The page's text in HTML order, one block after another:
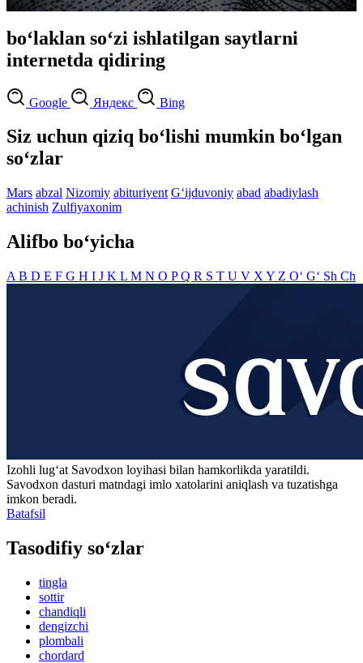
bo‘laklan so‘zi ishlatilgan saytlarni
internetda qidiring
Google Яндекс Bing
Siz uchun qiziq bo‘lishi mumkin bo‘lgan
so‘zlar
Mars abzal Nizomiy abituriyent G‘ijduvoniy abad abadiylash
achinish Zulfiyaxonim
Alifbo bo‘yicha
A B D E F G H I J K L M N O PQ R S T U V X Y Z O‘ G‘ Sh Ch
Izohli lugʻat Savodxon loyihasi bilan hamkorlikda yaratildi.
Savodxon dasturi matndagi imlo xatolarini aniqlash va tuzatishga
imkon beradi.
Batafsil
Tasodifiy so‘zlar
tingla
sottir
chandiqli
dengizchi
plombali
chordard